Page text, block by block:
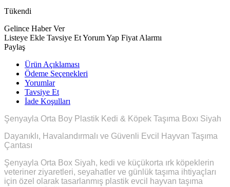
Tükendi
Gelince Haber Ver
Listeye Ekle Tavsiye EtYorum Yap Fiyat Alarmı
Paylaş
Ürün Açıklaması
Ödeme Seçenekleri
Yorumlar
Tavsiye Et
İade Koşulları
Şenyayla Orta Boy Plastik Kedi & Köpek Taşıma Boxı Siyah
Dayanıklı, Havalandırmalı ve Güvenli Evcil Hayvan Taşıma
Çantası
Şenyayla Orta Box Siyah, kedi ve küçükorta ırk köpeklerin
veteriner ziyaretleri, seyahatler ve günlük taşıma ihtiyaçları
için özel olarak tasarlanmış plastik evcil hayvan taşıma